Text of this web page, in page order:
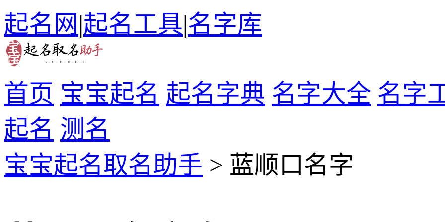
起名网|起名工具|名字库
首页 宝宝起名 起名字典 名字大全 名字
起名 测名
宝宝起名取名助手 > 蓝顺口名字